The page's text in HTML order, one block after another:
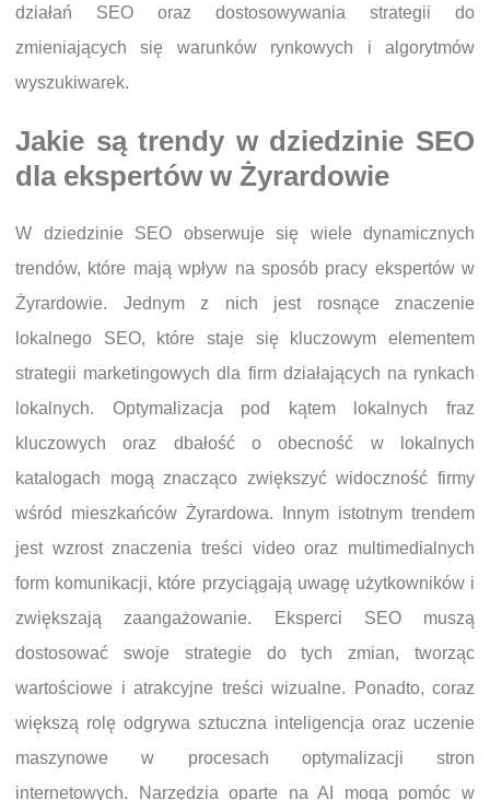
działań SEO oraz dostosowywania strategii do
zmieniających się warunków rynkowych i algorytmów
wyszukiwarek.
Jakie są trendy w dziedzinie SEO
dla ekspertów w Żyrardowie
W dziedzinie SEO obserwuje się wiele dynamicznych
trendów, które mają wpływ na sposób pracy ekspertów w
Żyrardowie. Jednym z nich jest rosnące znaczenie
lokalnego SEO, które staje się kluczowym elementem
strategii marketingowych dla firm działających na rynkach
lokalnych. Optymalizacja pod kątem lokalnych fraz
kluczowych oraz dbałość o obecność w lokalnych
katalogach mogą znacząco zwiększyć widoczność firmy
wśród mieszkańców Żyrardowa. Innym istotnym trendem
jest wzrost znaczenia treści video oraz multimedialnych
form komunikacji, które przyciągają uwagę użytkowników i
zwiększają zaangażowanie. Eksperci SEO muszą
dostosować swoje strategie do tych zmian, tworząc
wartościowe i atrakcyjne treści wizualne. Ponadto, coraz
większą rolę odgrywa sztuczna inteligencja oraz uczenie
maszynowe w procesach optymalizacji stron
internetowych. Narzędzia oparte na AI mogą pomóc w